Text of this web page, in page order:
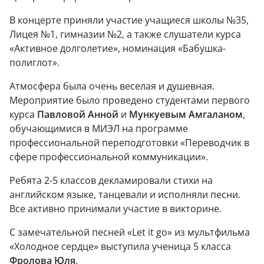
В концерте приняли участие учащиеся школы №35,
Лицея №1, гимназии №2, а также слушатели курса
«Активное долголетие», номинация «Бабушка-
полиглот».
Атмосфера была очень веселая и душевная.
Мероприятие было проведено студентами первого
курса Павловой Анной и Мункуевым Амгаланом,
обучающимися в МИЭЛ на программе
профессиональной переподготовки «Переводчик в
сфере профессиональной коммуникации».
Ребята 2-5 классов декламировали стихи на
английском языке, танцевали и исполняли песни.
Все активно принимали участие в викторине.
С замечательной песней «Let it go» из мультфильма
«Холодное сердце» выступила ученица 5 класса
Фролова Юля.